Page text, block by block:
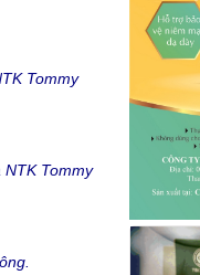
Tommy
Tommy